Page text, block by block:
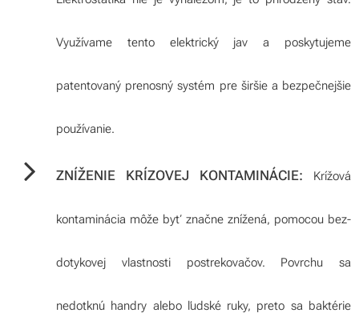
Využívame tento elektrický jav a poskytujeme
patentovaný prenosný systém pre širšie a bezpečnejšie
používanie.
ZNÍŽENIE KRÍZOVEJ KONTAMINÁCIE: Krížová
kontaminácia môže byť značne znížená, pomocou bez-
dotykovej vlastnosti postrekovačov. Povrchu sa
nedotknú handry alebo ľudské ruky, preto sa baktérie